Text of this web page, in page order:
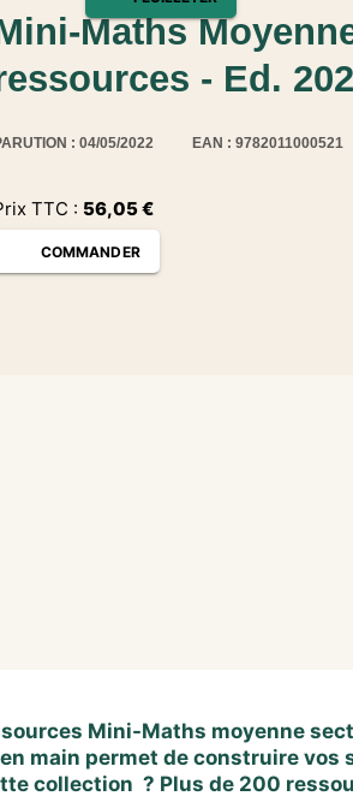
Maths
- Ed.
: 04/05/2022 EAN : 9782011000521
TTC : 56,05€
COMMANDER
Mini-Maths moyenne
main permet de construire vos
collection ? Plus de 200